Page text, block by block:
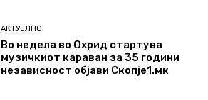
АКТУЕЛНО
Во недела во Охрид стартува
музичкиот караван за 35 години
независност објави Скопје1.мк